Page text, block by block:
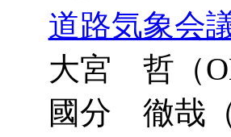
道路気象会
大宮 哲（
國分 徹哉（